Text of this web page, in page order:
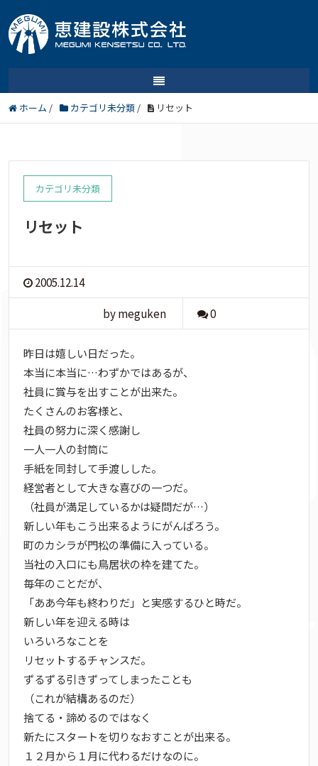
ホーム / カテゴリ未分類 / リセット
カテゴリ未分類
リセット
2005.12.14
by meguken
0
昨日は嬉しい日だった。
本当に本当に…わずかではあるが、
社員に賞与を出すことが出来た。
たくさんのお客様と、
社員の努力に深く感謝し
一人一人の封筒に
手紙を同封して手渡しした。
経営者として大きな喜びの一つだ。
（社員が満足しているかは疑問だが…）
新しい年もこう出来るようにがんばろう。
町のカシラが門松の準備に入っている。
当社の入口にも鳥居状の枠を建てた。
毎年のことだが、
「ああ今年も終わりだ」と実感するひと時だ。
新しい年を迎える時は
いろいろなことを
リセットするチャンスだ。
ずるずる引きずってしまったことも
（これが結構あるのだ）
捨てる・諦めるのではなく
新たにスタートを切りなおすことが出来る。
１２月から１月に代わるだけなのに。